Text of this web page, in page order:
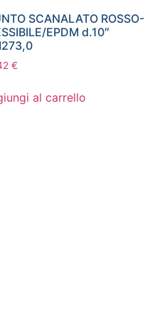
SCANALATO ROSSO-
EPDM d.10″
€
al carrello